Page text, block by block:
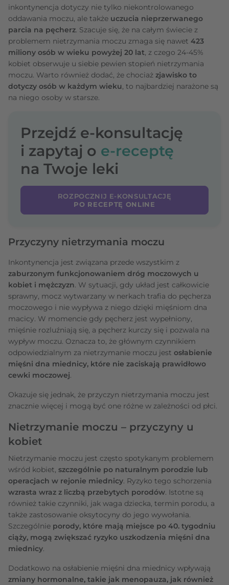
inkontynencja dotyczy nie tylko niekontrolowanego
oddawania moczu, ale także uczucia nieprzerwanego
parcia na pęcherz. Szacuje się, że na całym świecie z
problemem nietrzymania moczu zmaga się nawet 423
miliony osób w wieku powyżej 20 lat, z czego 24-45%
kobiet obserwuje u siebie pewien stopień nietrzymania
moczu. Warto również dodać, że chociaż zjawisko to
dotyczy osób w każdym wieku, to najbardziej narażone są
na niego osoby w starsze.
Przejdź e-konsultację
i zapytaj o e-receptę
na Twoje leki
ROZPOCZNIJ E-KONSULTACJĘ
PO RECEPTĘ ONLINE
Przyczyny nietrzymania moczu
Inkontynencja jest związana przede wszystkim z
zaburzonym funkcjonowaniem dróg moczowych u
kobiet i mężczyzn. W sytuacji, gdy układ jest całkowicie
sprawny, mocz wytwarzany w nerkach trafia do pęcherza
moczowego i nie wypływa z niego dzięki mięśniom dna
macicy. W momencie gdy pęcherz jest wypełniony,
mięśnie rozluźniają się, a pęcherz kurczy się i pozwala na
wypływ moczu. Oznacza to, że głównym czynnikiem
odpowiedzialnym za nietrzymanie moczu jest osłabienie
mięśni dna miednicy, które nie zaciskają prawidłowo
cewki moczowej.
Okazuje się jednak, że przyczyn nietrzymania moczu jest
znacznie więcej i mogą być one różne w zależności od płci.
Nietrzymanie moczu – przyczyny u
kobiet
Nietrzymanie moczu jest często spotykanym problemem
wśród kobiet, szczególnie po naturalnym porodzie lub
operacjach w rejonie miednicy. Ryzyko tego schorzenia
wzrasta wraz z liczbą przebytych porodów. Istotne są
również takie czynniki, jak waga dziecka, termin porodu, a
także zastosowanie oksytocyny do jego wywołania.
Szczególnie porody, które mają miejsce po 40. tygodniu
ciąży, mogą zwiększać ryzyko uszkodzenia mięśni dna
miednicy.
Dodatkowo na osłabienie mięśni dna miednicy wpływają
zmiany hormonalne, takie jak menopauza, jak również